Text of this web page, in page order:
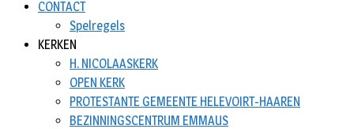
CONTACT
Spelregels
KERKEN
H. NICOLAASKERK
OPEN KERK
PROTESTANTE GEMEENTE HELEVOIRT-HAAREN
BEZINNINGSCENTRUM EMMAUS